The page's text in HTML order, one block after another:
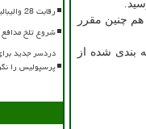
چنین مقرر
بندی شده از
رقابت 28 والیبالیست برای حضور در لیست نهائی تیم ملی
شروع تلخ
دردسر جدید
پرسپولیس را